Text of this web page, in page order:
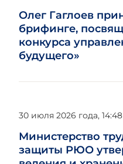
Олег Гаглоев
брифинге,
конкурса
будущего»
Министерство
защиты РЮО
30 июля 2026 года, 14:48